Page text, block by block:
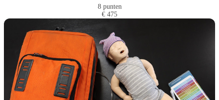
8 punten
€ 475